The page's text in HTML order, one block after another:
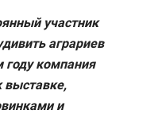
участник
аграриев
компания
выставке,
и